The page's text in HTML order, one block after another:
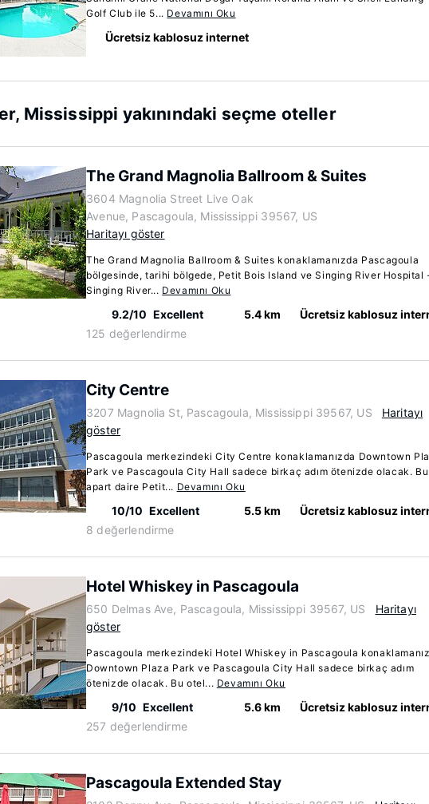
Golf Club ile 5... Devamını Oku
Ücretsiz kablosuz internet
Mississippi yakınındaki seçme oteller
The Grand Magnolia Ballroom & Suites
3604 Magnolia Street Live Oak
Avenue, Pascagoula, Mississippi 39567, US
Haritayı göster
The Grand Magnolia Ballroom & Suites konaklamanızda Pascagoula
bölgesinde, tarihi bölgede, Petit Bois Island ve Singing River Hospital
Singing River... Devamını Oku
9.2/10 Excellent
125 değerlendirme
5.4 km Ücretsiz kablosuz
City Centre
3207 Magnolia St, Pascagoula, Mississippi 39567, US
Haritayı
göster
Pascagoula merkezindeki City Centre konaklamanızda Downtown
Park ve Pascagoula City Hall sadece birkaç adım ötenizde olacak. Bu
apart daire Petit... Devamını Oku
10/10 Excellent
8 değerlendirme
5.5 km Ücretsiz kablosuz
Hotel Whiskey in Pascagoula
650 Delmas Ave, Pascagoula, Mississippi 39567, US
Haritayı
göster
Pascagoula merkezindeki Hotel Whiskey in Pascagoula
Downtown Plaza Park ve Pascagoula City Hall sadece birkaç adım
ötenizde olacak. Bu otel... Devamını Oku
9/10 Excellent
257 değerlendirme
5.6 km Ücretsiz kablosuz
Pascagoula Extended Stay